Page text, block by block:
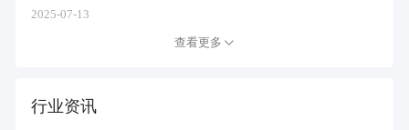
2025-07-13
查看更多
行业资讯